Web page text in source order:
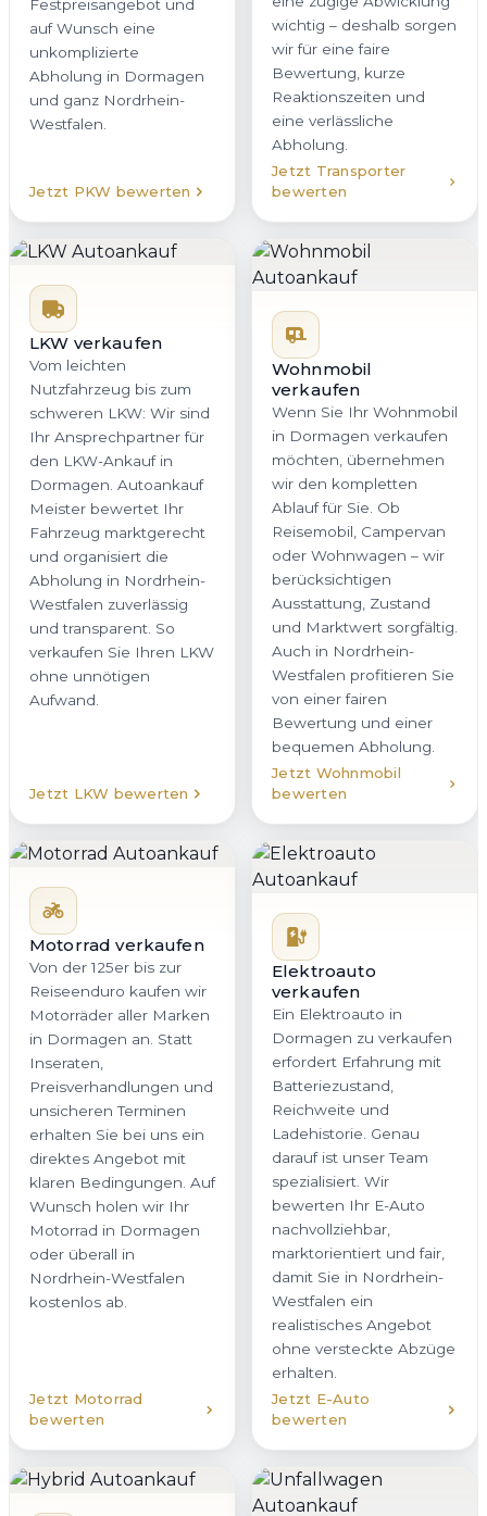
Festpreisangebot und
auf Wunsch eine
unkomplizierte
Abholung in Dormagen
und ganz Nordrhein-
Westfalen.
Jetzt PKW bewerten
wichtig – deshalb sorgen
wir für eine faire
Bewertung, kurze
Reaktionszeiten und
eine verlässliche
Abholung.
Jetzt Transporter
bewerten
LKW verkaufen
Vom leichten
Nutzfahrzeug bis zum
schweren LKW: Wir sind
Ihr Ansprechpartner für
den LKW-Ankauf in
Dormagen. Autoankauf
Meister bewertet Ihr
Fahrzeug marktgerecht
und organisiert die
Abholung in Nordrhein-
Westfalen zuverlässig
und transparent. So
verkaufen Sie Ihren LKW
ohne unnötigen
Aufwand.
Jetzt LKW bewerten
Wohnmobil
verkaufen
Wenn Sie Ihr Wohnmobil
in Dormagen verkaufen
möchten, übernehmen
wir den kompletten
Ablauf für Sie. Ob
Reisemobil, Campervan
oder Wohnwagen – wir
berücksichtigen
Ausstattung, Zustand
und Marktwert sorgfältig.
Auch in Nordrhein-
Westfalen profitieren Sie
von einer fairen
Bewertung und einer
bequemen Abholung.
Jetzt Wohnmobil
bewerten
Motorrad verkaufen
Von der 125er bis zur
Reiseenduro kaufen wir
Motorräder aller Marken
in Dormagen an. Statt
Inseraten,
Preisverhandlungen und
unsicheren Terminen
erhalten Sie bei uns ein
direktes Angebot mit
klaren Bedingungen. Auf
Wunsch holen wir Ihr
Motorrad in Dormagen
oder überall in
Nordrhein-Westfalen
kostenlos ab.
Jetzt Motorrad
bewerten
Elektroauto
verkaufen
Ein Elektroauto in
Dormagen zu verkaufen
erfordert Erfahrung mit
Batteriezustand,
Reichweite und
Ladehistorie. Genau
darauf ist unser Team
spezialisiert. Wir
bewerten Ihr E-Auto
nachvollziehbar,
marktorientiert und fair,
damit Sie in Nordrhein-
Westfalen ein
realistisches Angebot
ohne versteckte Abzüge
erhalten.
Jetzt E-Auto
bewerten